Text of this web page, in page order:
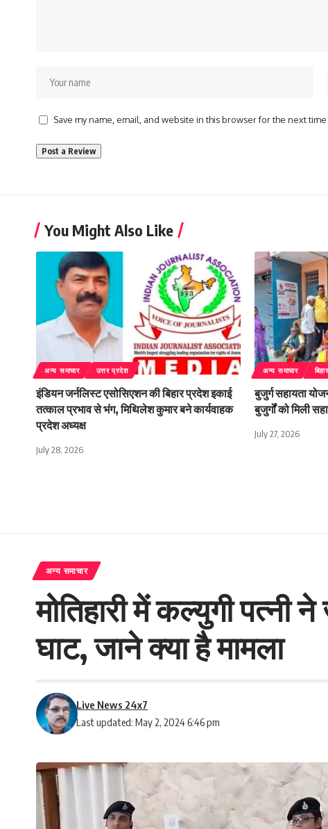
Save my name, email, and website in this browser for the next
You Might Also Like
अन्य समाचार उत्तर प्रदेश
इंडियन जर्नलिस्ट एसोसिएशन की बिहार प्रदेश इकाई
तत्काल प्रभाव से भंग, मिथिलेश कुमार बने कार्यवाहक
प्रदेश अध्यक्ष
July 28, 2026
अन्य समाचार बिहार
बुजुर्ग सहायता
बुजुर्गों को मिली
July 27, 2026
अन्य समाचार
मोतिहारी में कल्युगी
घाट, जाने क्या है मामला
Last updated: May 2, 2024 6:46 pm
Live News 24x7